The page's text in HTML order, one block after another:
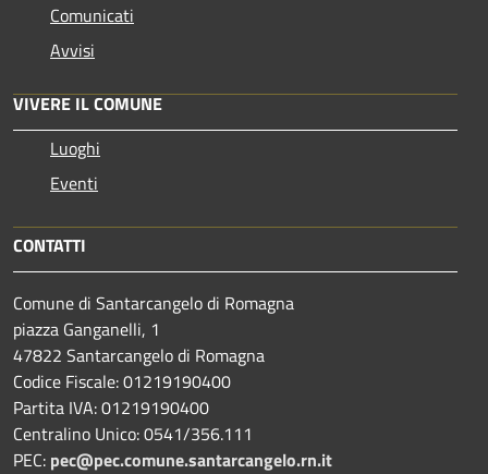
Comunicati
Avvisi
VIVERE IL COMUNE
Luoghi
Eventi
CONTATTI
Comune di Santarcangelo di Romagna
piazza Ganganelli, 1
47822 Santarcangelo di Romagna
Codice Fiscale: 01219190400
Partita IVA: 01219190400
Centralino Unico: 0541/356.111
PEC: pec@pec.comune.santarcangelo.rn.it